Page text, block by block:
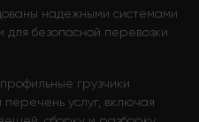
надежными системами
для безопасной перевозки
грузчики
услуг, включая